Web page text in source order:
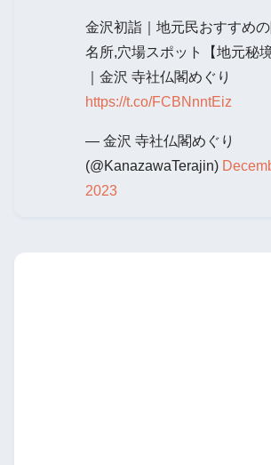
金沢初詣｜地元民おすすめ
名所,穴場スポット【地元秘境
｜金沢 寺社仏閣めぐり
https://t.co/FCBNnntEiz
— 金沢 寺社仏閣めぐり
(@KanazawaTerajin)
2023